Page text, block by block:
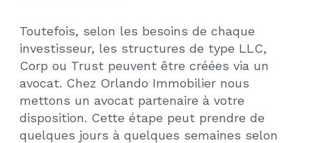
Toutefois, selon les besoins de chaque
investisseur, les structures de type LLC,
Corp ou Trust peuvent être créées via un
avocat. Chez Orlando Immobilier nous
mettons un avocat partenaire à votre
disposition. Cette étape peut prendre de
quelques jours à quelques semaines selon